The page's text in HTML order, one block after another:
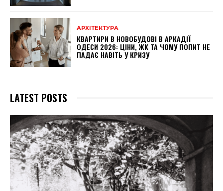
АРХІТЕКТУРА
КВАРТИРИ В НОВОБУДОВІ В АРКАДІЇ
ОДЕСИ 2026: ЦІНИ, ЖК ТА ЧОМУ ПОПИТ НЕ
ПАДАЄ НАВІТЬ У КРИЗУ
LATEST POSTS